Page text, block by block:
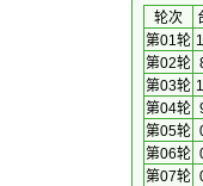
轮次
第01轮
第02轮
第03轮
第04轮
第05轮
第06轮
第07轮